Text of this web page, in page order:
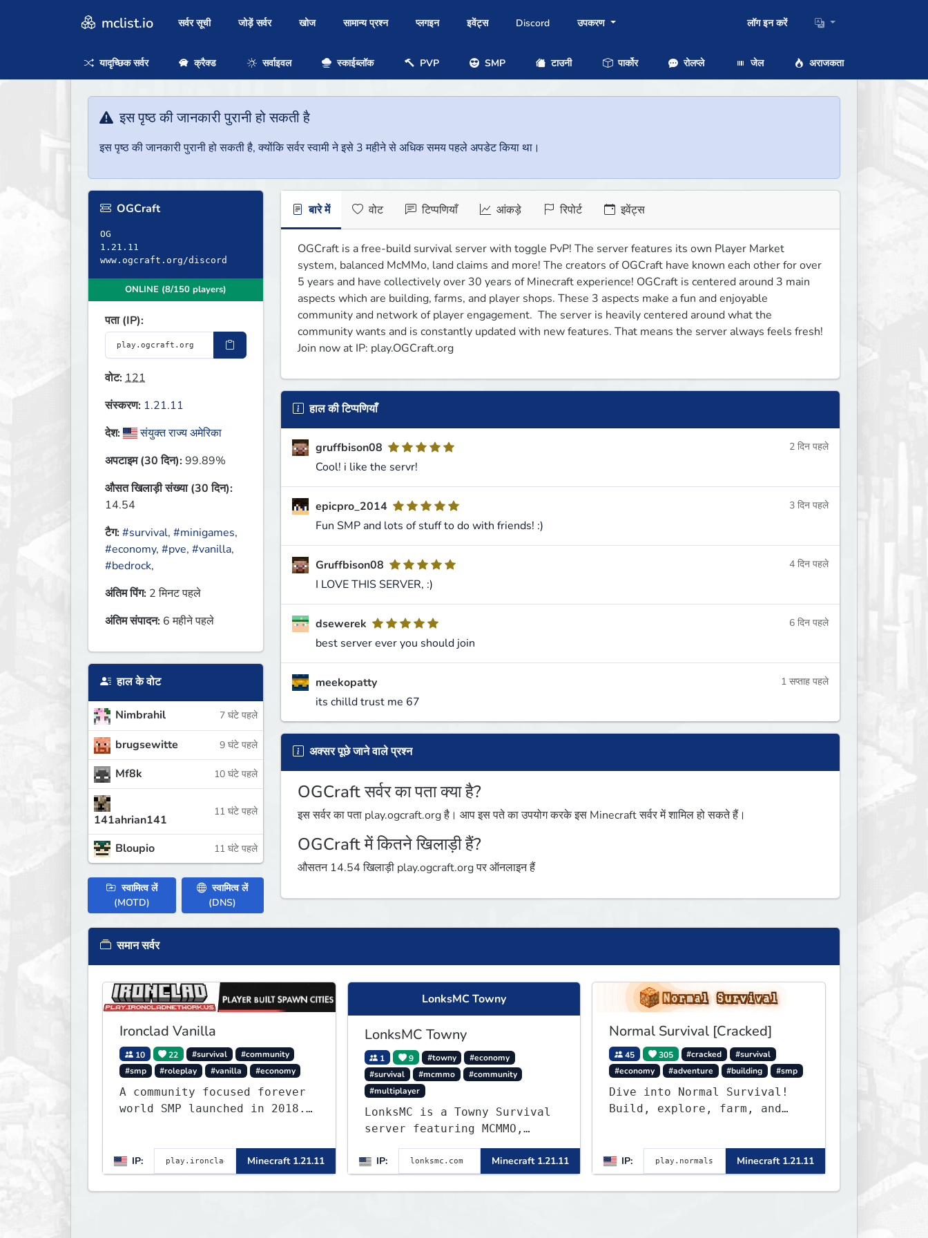
mclist.io सर्वर सूची जोड़ें सर्वर खोज सामान्य प्रश्न प्लगइन इवेंट्स Discord उपकरण लॉग इन करें
यादृच्छिक सर्वर क्रैक्ड सर्वाइवल स्काईब्लॉक PVP SMP टाउनी पार्कोर रोलप्ले जेल अराजकता
इस पृष्ठ की जानकारी पुरानी हो सकती है
इस पृष्ठ की जानकारी पुरानी हो सकती है, क्योंकि सर्वर स्वामी ने इसे 3 महीने से अधिक समय पहले अपडेट किया था।
OGCraft
OG
1.21.11
ONLINE (8/150 players)
पता (IP):
वोट:121
संस्करण: 1.21.11
देश:
संयुक्त राज्य अमेरिका
अपटाइम (30 दिन):99.89%
औसत खिलाड़ी संख्या (30 दिन):
14.54
टैग:#survival, #minigames,
#economy, #pve, #vanilla,
#bedrock,
अंतिम पिंग: 2 मिनट पहले
अंतिम संपादन: 6 महीने पहले
हाल के वोट
Nimbrahil 7 घंटे पहले
brugsewitte 9 घंटे पहले
Mf8k 10 घंटे पहले
141ahrian141
11 घंटे पहले
Bloupio 11 घंटे पहले
स्वामित्व लें
(MOTD)
स्वामित्व लें
(DNS)
बारे में वोट टिप्पणियाँ आंकड़े रिपोर्ट इवेंट्स
OGCraft is a free-build survival server with toggle PvP! The server features its own Player Market
system, balanced McMMo, land claims and more! The creators of OGCraft have known each other for over
5 years and have collectively over 30 years of Minecraft experience! OGCraft is centered around 3 main
aspects which are building, farms, and player shops. These 3 aspects make a fun and enjoyable
community and network of player engagement.  The server is heavily centered around what the
community wants and is constantly updated with new features. That means the server always feels fresh!
Join now at IP: play.OGCraft.org
हाल की टिप्पणियाँ
gruffbison08
Cool! i like the servr!
2 दिन पहले
epicpro_2014
Fun SMP and lots of stuff to do with friends! :)
3 दिन पहले
Gruffbison08
I LOVE THIS SERVER, :)
4 दिन पहले
dsewerek
best server ever you should join
6 दिन पहले
meekopatty
its chilld trust me 67
1 सप्ताह पहले
अक्सर पूछे जाने वाले प्रश्न
OGCraft सर्वर का पता क्या है?
इस सर्वर का पता play.ogcraft.org है। आप इस पते का उपयोग करके इस Minecraft सर्वर में शामिल हो सकते हैं।
OGCraft में कितने खिलाड़ी हैं?
औसतन 14.54 खिलाड़ी play.ogcraft.org पर ऑनलाइन हैं
समान सर्वर
Ironclad Vanilla
10 22 #survival
#community
#smp
#roleplay #vanilla #economy
A community focused forever
world SMP launched in 2018.
with no spawned in items or
cheats.
IP: Minecraft 1.21.11
LonksMC Towny
LonksMC Towny
1 9 #towny
#economy
#survival
#mcmmo
#community
#multiplayer
LonksMC is a Towny Survival
server featuring MCMMO,
Jobs, free rank progression,
and weekly events. We focus
on a friendly community,
balanced economy, and long-
IP: Minecraft 1.21.11
Normal Survival [Cracked]
45 305 #cracked
#survival
#economy
#adventure #building #smp
Dive into Normal Survival!
Build, explore, farm, and
updates, new features, and
endless adventures!
IP: Minecraft 1.21.11